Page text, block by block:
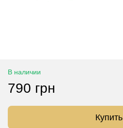
В наличии
790 грн
Купить